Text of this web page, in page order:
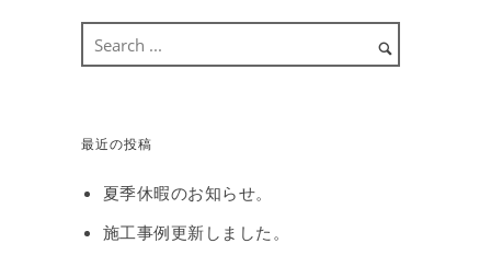
最近の投稿
夏季休暇のお知らせ。
施工事例更新しました。